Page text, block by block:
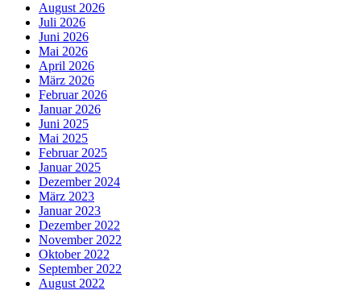
August 2026
Juli 2026
Juni 2026
Mai 2026
April 2026
März 2026
Februar 2026
Januar 2026
Juni 2025
Mai 2025
Februar 2025
Januar 2025
Dezember 2024
März 2023
Januar 2023
Dezember 2022
November 2022
Oktober 2022
September 2022
August 2022